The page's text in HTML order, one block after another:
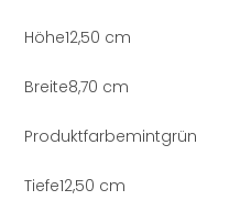
Höhe12,50 cm
Breite8,70 cm
Produktfarbemintgrün
Tiefe12,50 cm